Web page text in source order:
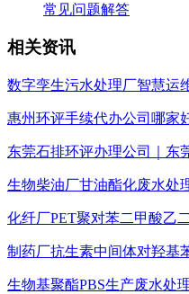
常见问题解答
相关资讯
数字孪生污水处理厂智慧运
惠州环评手续代办公司哪家
东莞石排环评办理公司｜东
生物柴油厂甘油酯化废水处
化纤厂PET聚对苯二甲酸乙
制药厂抗生素中间体对羟基
生物基聚酯PBS生产废水处